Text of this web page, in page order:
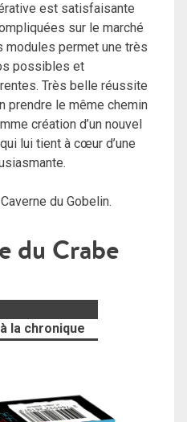
est satisfaisante
sur le marché
modules permet une très
possibles et
Très belle réussite
prendre le même chemin
création d’un nouvel
lui tient à cœur d’une
du Gobelin.
du Crabe
la chronique